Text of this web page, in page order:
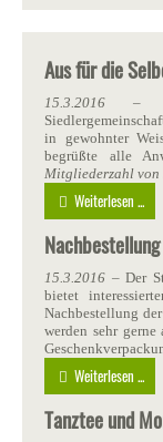
Aus für die
15.3.2016 –In
in gewohnter
begrüßte alle
Mitgliederzahl von
Weiterlesen ...
15.3.2016 –Der
bietet
Nachbestellung
werden sehr
Weiterlesen ...
Tanztee und